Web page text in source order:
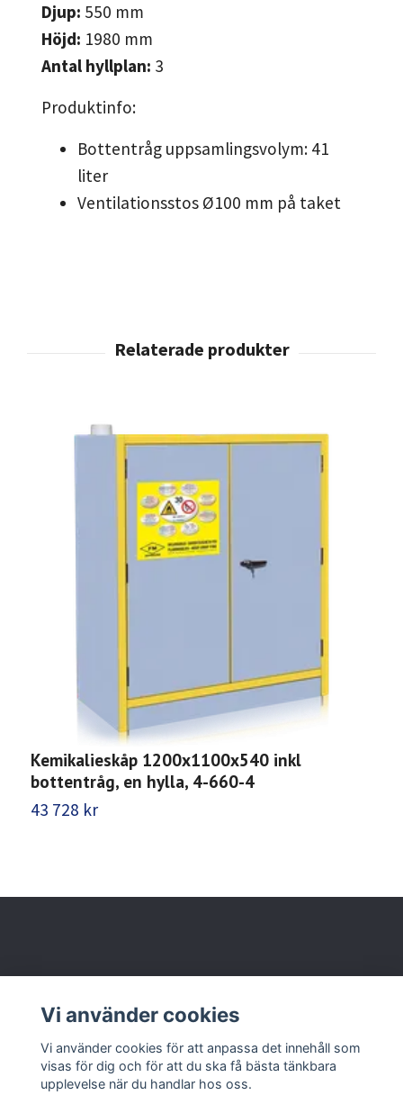
Djup: 550 mm
Höjd: 1980 mm
Antal hyllplan: 3
Produktinfo:
Bottentråg uppsamlingsvolym: 41
liter
Ventilationsstos Ø100 mm på taket
Kemikalieskåp 1200x1100x540 inkl
bottentråg, en hylla, 4-660-4
43 728 kr
Läs mer
Vi använder cookies
Vi använder cookies för att anpassa det innehåll som
visas för dig och för att du ska få bästa tänkbara
upplevelse när du handlar hos oss.